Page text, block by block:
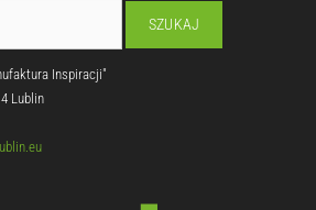
Inspiracji"
Lublin